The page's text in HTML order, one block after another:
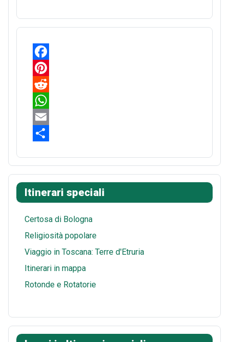
F
a
c
e
b
o
k
P
n
r
e
s
R
e
d
i
t
W
h
t
s
A
p
E
a
i
l
h
a
r
Itinerari speciali
Certosa di Bologna
Religiosità popolare
Viaggio in Toscana: Terre d'Etruria
Itinerari in mappa
Rotonde e Rotatorie